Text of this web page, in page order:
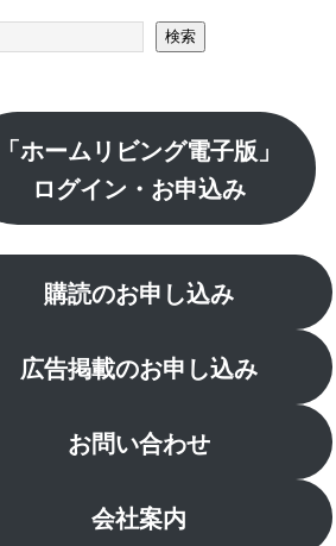
検索
「ホームリビング電子版」
ログイン・お申込み
購読のお申し込み
広告掲載のお申し込み
お問い合わせ
会社案内